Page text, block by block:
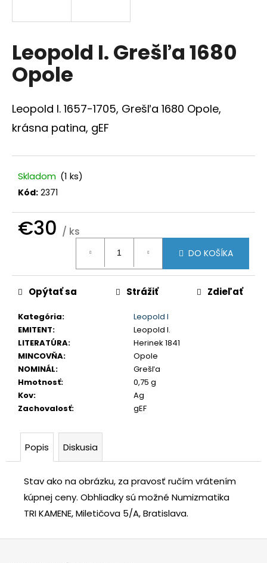
Leopold I. Grešľa 1680
Opole
Leopold I. 1657-1705, Grešľa 1680 Opole,
krásna patina, gEF
Skladom (1 ks)
Kód: 2371
€30 / ks
DO KOŠÍKA
Kategória:
Leopold I
EMITENT:
Leopold I.
LITERATÚRA:
Herinek 1841
MINCOVŇA:
Opole
NOMINÁL:
Grešľa
Hmotnosť:
0,75 g
Kov:
Ag
Zachovalosť: gEF
Opýtať sa Strážiť Zdieľať
Popis Diskusia
Stav ako na obrázku, za pravosť ručím vrátením
kúpnej ceny. Obhliadky sú možné Numizmatika
TRI KAMENE, Miletičova 5/A, Bratislava.
s
ť
?
O
d
p
o
č
a
m
e
LEOPOLD
GRAJCIAR
1706
IP
SANKT
€80
Z